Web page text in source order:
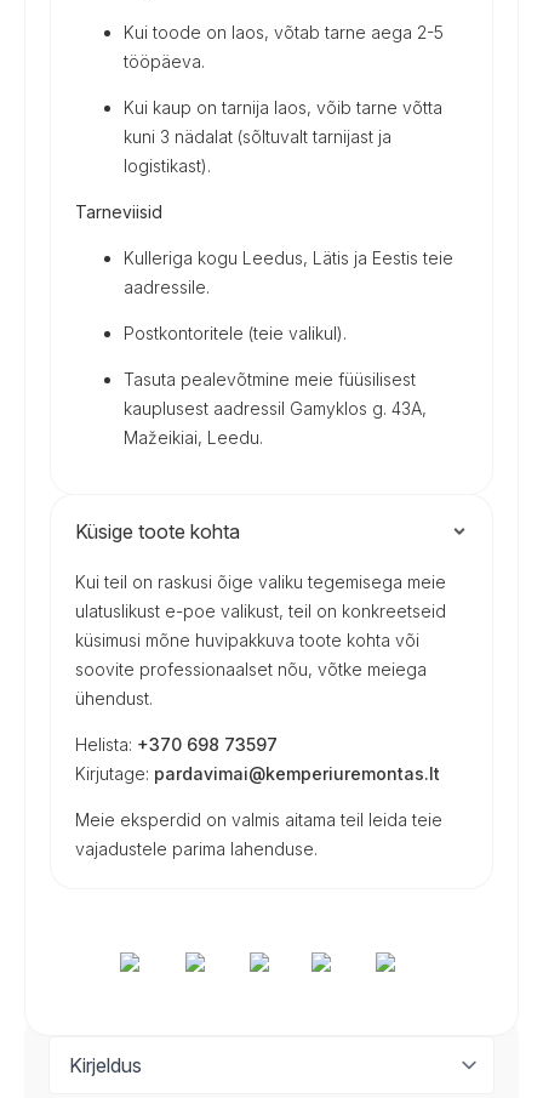
Kui toode on laos, võtab tarne aega 2-5
tööpäeva.
Kui kaup on tarnija laos, võib tarne võtta
kuni 3 nädalat (sõltuvalt tarnijast ja
logistikast).
Tarneviisid
Kulleriga kogu Leedus, Lätis ja Eestis teie
aadressile.
Postkontoritele (teie valikul).
Tasuta pealevõtmine meie füüsilisest
kauplusest aadressil Gamyklos g. 43A,
Mažeikiai, Leedu.
Küsige toote kohta
Kui teil on raskusi õige valiku tegemisega meie
ulatuslikust e-poe valikust, teil on konkreetseid
küsimusi mõne huvipakkuva toote kohta või
soovite professionaalset nõu, võtke meiega
ühendust.
Helista: +370 698 73597
Kirjutage: pardavimai@kemperiuremontas.lt
Meie eksperdid on valmis aitama teil leida teie
vajadustele parima lahenduse.